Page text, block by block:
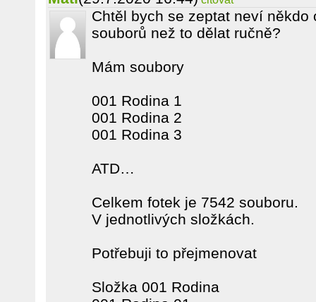
Chtěl bych se zeptat neví
souborů než to dělat ručně?
Mám soubory
001 Rodina 1
001 Rodina 2
001 Rodina 3
ATD…
Celkem fotek je 7542 souboru.
V jednotlivých složkách.
Potřebuji to přejmenovat
Složka 001 Rodina